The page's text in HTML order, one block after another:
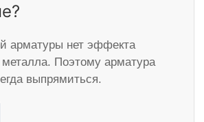
арматуры нет эффекта
металла. Поэтому арматура
выпрямиться.